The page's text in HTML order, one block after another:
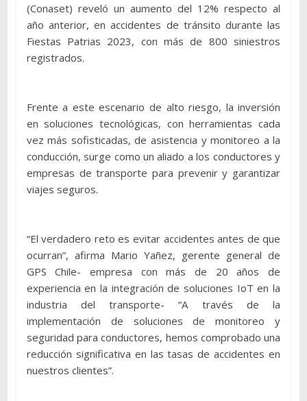
(Conaset) reveló un aumento del 12% respecto al
año anterior, en accidentes de tránsito durante las
Fiestas Patrias 2023, con más de 800 siniestros
registrados.
Frente a este escenario de alto riesgo, la inversión
en soluciones tecnológicas, con herramientas cada
vez más sofisticadas, de asistencia y monitoreo a la
conducción, surge como un aliado a los conductores y
empresas de transporte para prevenir y garantizar
viajes seguros.
“El verdadero reto es evitar accidentes antes de que
ocurran”, afirma Mario Yañez, gerente general de
GPS Chile- empresa con más de 20 años de
experiencia en la integración de soluciones IoT en la
industria del transporte- “A través de la
implementación de soluciones de monitoreo y
seguridad para conductores, hemos comprobado una
reducción significativa en las tasas de accidentes en
nuestros clientes”.